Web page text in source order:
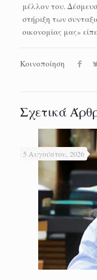
μέλλον του.
στήριξη των
οικονομίας μας»
Κοινοποίηση
Σχετικά
5 Αυγούστου, 2026